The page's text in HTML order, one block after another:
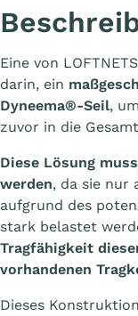
Eine von
darin, ein
Dyneema®-Seil,
zuvor in die
Diese Lösung
werden, da sie nur
aufgrund des
stark belastet
Tragfähigkeit
vorhandenen
Dieses